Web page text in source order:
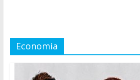
Economia